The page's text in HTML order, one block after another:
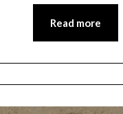
Read more